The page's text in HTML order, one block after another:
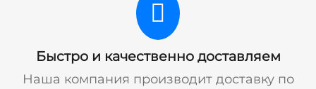
Быстро и качественно доставляем
Наша компания производит доставку по